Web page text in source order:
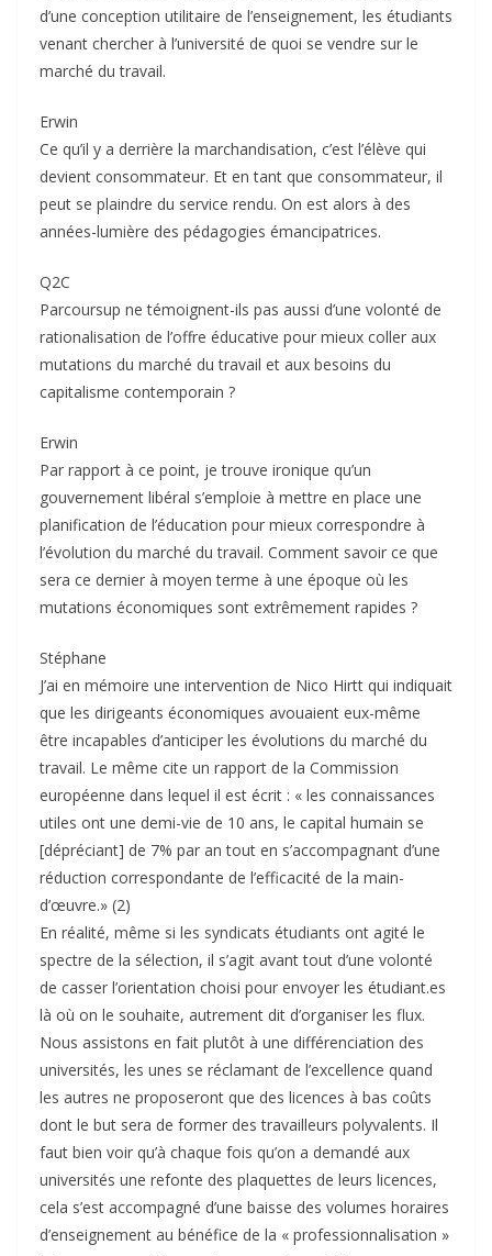
d’une conception utilitaire de l’enseignement, les étudiants
venant chercher à l’université de quoi se vendre sur le
marché du travail.
Erwin
Ce qu’il y a derrière la marchandisation, c’est l’élève qui
devient consommateur. Et en tant que consommateur, il
peut se plaindre du service rendu. On est alors à des
années-lumière des pédagogies émancipatrices.
Q2C
Parcoursup ne témoignent-ils pas aussi d’une volonté de
rationalisation de l’offre éducative pour mieux coller aux
mutations du marché du travail et aux besoins du
capitalisme contemporain ?
Erwin
Par rapport à ce point, je trouve ironique qu’un
gouvernement libéral s’emploie à mettre en place une
planification de l’éducation pour mieux correspondre à
l’évolution du marché du travail. Comment savoir ce que
sera ce dernier à moyen terme à une époque où les
mutations économiques sont extrêmement rapides ?
Stéphane
J’ai en mémoire une intervention de Nico Hirtt qui indiquait
que les dirigeants économiques avouaient eux-même
être incapables d’anticiper les évolutions du marché du
travail. Le même cite un rapport de la Commission
européenne dans lequel il est écrit : « les connaissances
utiles ont une demi-vie de 10 ans, le capital humain se
[dépréciant] de 7% par an tout en s’accompagnant d’une
réduction correspondante de l’efficacité de la main-
d’œuvre.» (2)
En réalité, même si les syndicats étudiants ont agité le
spectre de la sélection, il s’agit avant tout d’une volonté
de casser l’orientation choisi pour envoyer les étudiant.es
là où on le souhaite, autrement dit d’organiser les flux.
Nous assistons en fait plutôt à une différenciation des
universités, les unes se réclamant de l’excellence quand
les autres ne proposeront que des licences à bas coûts
dont le but sera de former des travailleurs polyvalents. Il
faut bien voir qu’à chaque fois qu’on a demandé aux
universités une refonte des plaquettes de leurs licences,
cela s’est accompagné d’une baisse des volumes horaires
d’enseignement au bénéfice de la « professionnalisation »